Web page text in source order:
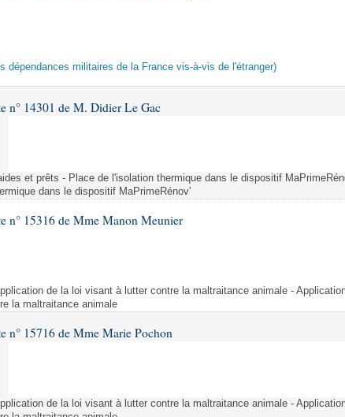
dépendances militaires de la France vis-à-vis de l'étranger)
n° 14301 de M. Didier Le Gac
et prêts - Place de l'isolation thermique dans le dispositif
dans le dispositif MaPrimeRénov'
n° 15316 de Mme Manon Meunier
de la loi visant à lutter contre la maltraitance animale -
la maltraitance animale
n° 15716 de Mme Marie Pochon
de la loi visant à lutter contre la maltraitance animale -